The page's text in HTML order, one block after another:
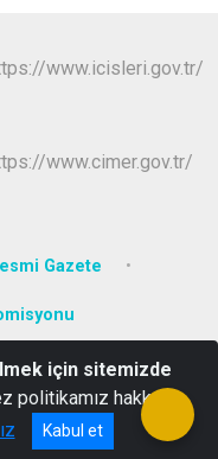
Gazete
38 İzmit-KOCAELİ
332 09 26
için sitemizde
politikamız hakkında
Kabul et